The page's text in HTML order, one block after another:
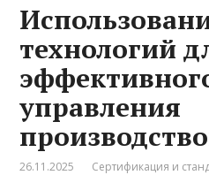
технологий
управления
26.11.2025 Сертификация и